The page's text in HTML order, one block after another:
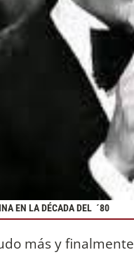
EN LA DÉCADA DEL ´80
más y